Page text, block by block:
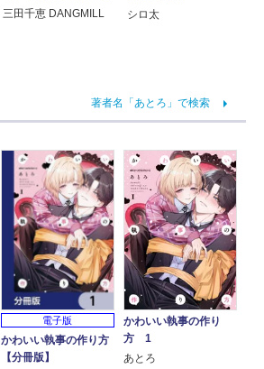
三田千恵 DANGMILL
シロ太
著者名「あとろ」で検索
電子版
かわいい執事の作り方
【分冊版】
かわいい執事の作り
方 1
あとろ